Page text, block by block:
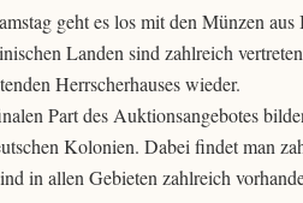
geht es los mit den Münzen
Landen sind zahlreich
Herrscherhauses wieder.
Part des Auktionsangebotes
Kolonien. Dabei findet man
in allen Gebieten zahlreich